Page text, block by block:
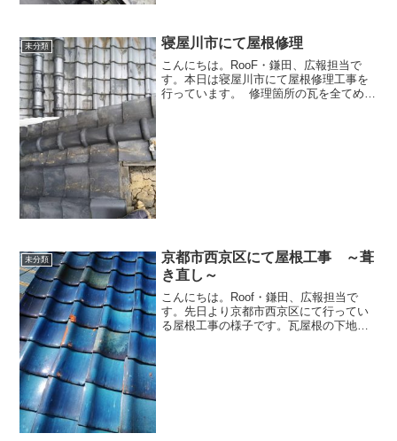
未分類 寝屋川市にて屋根修理
こんにちは。RooF・鎌田、広報担当で
す。本日は寝屋川市にて屋根修理工事を
行っています。 修理箇所の瓦を全てめく
未分類
京都市西京区にて屋根工事 ～葺
き直し～
こんにちは。Roof・鎌田、広報担当で
す。先日より京都市西京区にて行ってい
る屋根工事の様子です。瓦屋根の下地部